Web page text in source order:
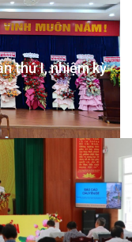
thứ I, nhiệm kỳ